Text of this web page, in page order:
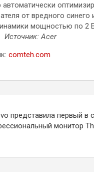
автоматически
от вредного
мощностью по 2
Источник: Acer
comteh.com
представила первый в
монитор